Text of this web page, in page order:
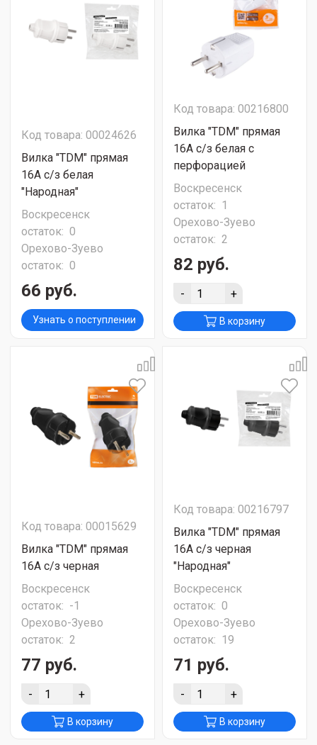
Код товара: 00024626
Вилка "TDM" прямая
16А с/з белая
"Народная"
Воскресенск
остаток: 0
Орехово-Зуево
остаток: 0
66 руб.
Узнать о поступлении
Код товара: 00216800
Вилка "TDM" прямая
16А с/з белая с
перфорацией
Воскресенск
остаток: 1
Орехово-Зуево
остаток: 2
82 руб.
- +
В корзину
Код товара: 00015629
Вилка "TDM" прямая
16А с/з черная
Воскресенск
остаток: -1
Орехово-Зуево
остаток: 2
77 руб.
- +
В корзину
Код товара: 00216797
Вилка "TDM" прямая
16А с/з черная
"Народная"
Воскресенск
остаток: 0
Орехово-Зуево
остаток: 19
71 руб.
- +
В корзину